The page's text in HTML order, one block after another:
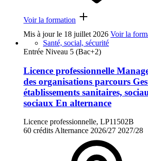
Voir la formation
Mis à jour le 18 juillet 2026 Voir la
Santé, social, sécurité
Entrée Niveau 5 (Bac+2)
Licence professionnelle
des organisations parcours
établissements sanitaires,
sociaux En alternance
Licence professionnelle, LP11502B
60 crédits Alternance 2026/27 2027/28